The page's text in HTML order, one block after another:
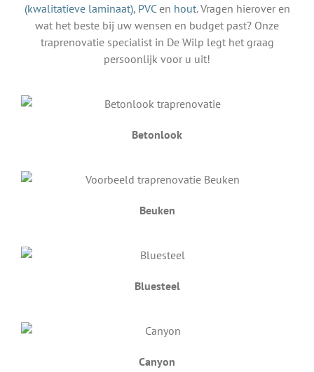
(kwalitatieve laminaat), PVCen hout. Vragen hierover en
wat het beste bij uw wensen en budget past? Onze
traprenovatie specialist in De Wilp legt het graag
persoonlijk voor u uit!
Betonlook
Beuken
Bluesteel
Canyon